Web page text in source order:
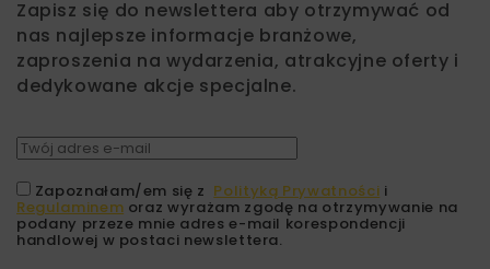
Zapisz się do newslettera aby otrzymywać od
nas najlepsze informacje branżowe,
zaproszenia na wydarzenia, atrakcyjne oferty i
dedykowane akcje specjalne.
Zapoznałam/em się z Polityką Prywatności i
Regulaminem oraz wyrażam zgodę na otrzymywanie na
podany przeze mnie adres e-mail korespondencji
handlowej w postaci newslettera.